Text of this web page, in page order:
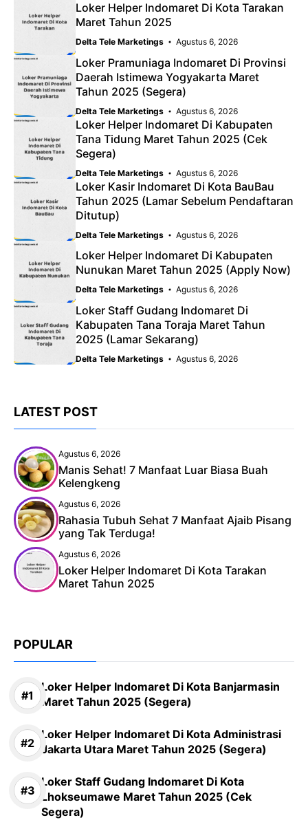
Loker Helper Indomaret Di Kota Tarakan
Maret Tahun 2025
Delta Tele Marketings Agustus 6, 2026
Loker Pramuniaga Indomaret Di Provinsi
Daerah Istimewa Yogyakarta Maret
Tahun 2025 (Segera)
Delta Tele Marketings Agustus 6, 2026
Loker Helper Indomaret Di Kabupaten
Tana Tidung Maret Tahun 2025 (Cek
Segera)
Delta Tele Marketings Agustus 6, 2026
Loker Kasir Indomaret Di Kota BauBau
Tahun 2025 (Lamar Sebelum Pendaftaran
Ditutup)
Delta Tele Marketings Agustus 6, 2026
Loker Helper Indomaret Di Kabupaten
Nunukan Maret Tahun 2025 (Apply Now)
Delta Tele Marketings Agustus 6, 2026
Loker Staff Gudang Indomaret Di
Kabupaten Tana Toraja Maret Tahun
2025 (Lamar Sekarang)
Delta Tele Marketings Agustus 6, 2026
LATEST POST
Agustus 6, 2026
Manis Sehat! 7 Manfaat Luar Biasa Buah
Kelengkeng
Agustus 6, 2026
Rahasia Tubuh Sehat 7 Manfaat Ajaib Pisang
yang Tak Terduga!
Agustus 6, 2026
Loker Helper Indomaret Di Kota Tarakan
Maret Tahun 2025
POPULAR
Loker Helper Indomaret Di Kota Banjarmasin
Maret Tahun 2025 (Segera)
Loker Helper Indomaret Di Kota Administrasi
Jakarta Utara Maret Tahun 2025 (Segera)
Loker Staff Gudang Indomaret Di Kota
Lhokseumawe Maret Tahun 2025 (Cek
Segera)